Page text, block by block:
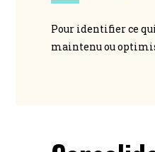
Pour identifier ce
maintenu ou